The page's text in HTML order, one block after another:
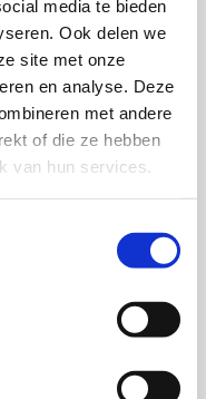
media te bieden
Ook delen we
site met onze
en analyse. Deze
met andere
of die ze hebben
van hun services.